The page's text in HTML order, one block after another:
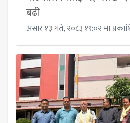
बढी
असार १३ गते, २०८३ १९:०२ मा